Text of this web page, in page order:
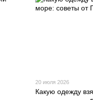
20 июля 2026
Какую одежду